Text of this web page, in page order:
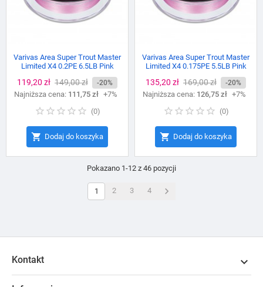
Varivas Area Super Trout Master
Limited X4 0.2PE 6.5LB Pink
Cena
119,20 zł Cena
podstawowa
149,00 zł -20%
Najniższa cena: 111,75 zł +7%
(0)
 Dodaj do koszyka
Varivas Area Super Trout Master
Limited X4 0.175PE 5.5LB Pink
Cena
135,20 zł Cena
podstawowa
169,00 zł -20%
Najniższa cena: 126,75 zł +7%
(0)
 Dodaj do koszyka
Pokazano 1-12 z 46 pozycji
1 2 3 4 
Kontakt 